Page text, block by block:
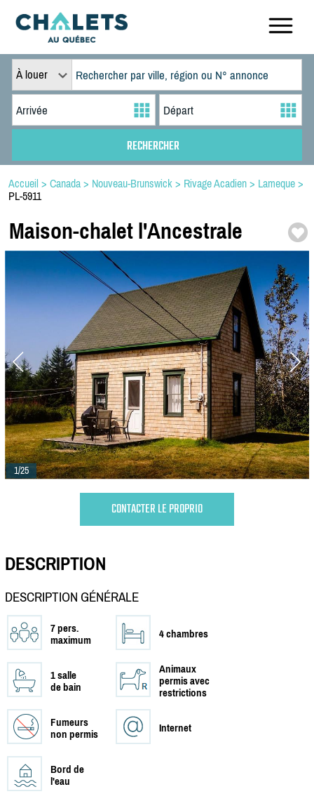
À louer
Accueil > Canada > Nouveau-Brunswick > Rivage Acadien > Lameque >
PL-5911
Maison-chalet l'Ancestrale
1/25
CONTACTER LE PROPRIO
DESCRIPTION
DESCRIPTION GÉNÉRALE
7 pers.
maximum
4 chambres
1 salle
de bain
Animaux
permis avec
restrictions
Fumeurs
non permis
Internet
Bord de
l'eau